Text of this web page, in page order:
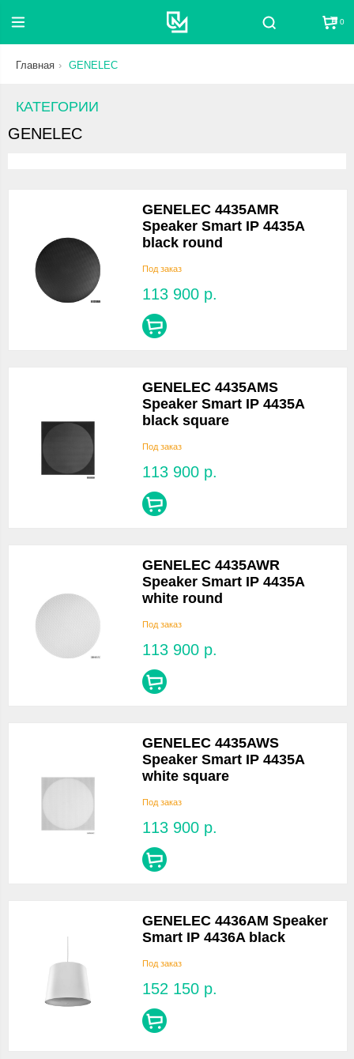
Поиск 0
Главная GENELEC
КАТЕГОРИИ
GENELEC
GENELEC 4435AMR
Speaker Smart IP 4435A
black round
Под заказ
113 900 р.
GENELEC 4435AMS
Speaker Smart IP 4435A
black square
Под заказ
113 900 р.
GENELEC 4435AWR
Speaker Smart IP 4435A
white round
Под заказ
113 900 р.
GENELEC 4435AWS
Speaker Smart IP 4435A
white square
Под заказ
113 900 р.
GENELEC 4436AM Speaker
Smart IP 4436A black
Под заказ
152 150 р.